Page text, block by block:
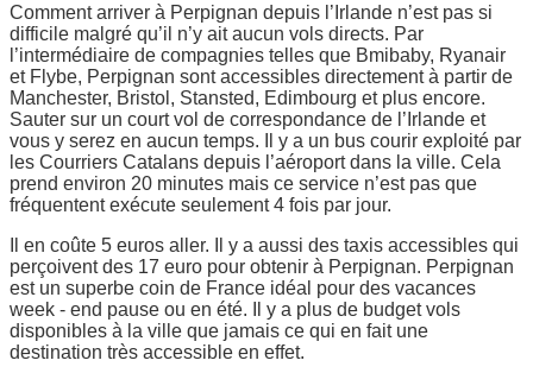
Comment arriver à Perpignan depuis l’Irlande n’est pas si
difficile malgré qu’il n’y ait aucun vols directs. Par
l’intermédiaire de compagnies telles que Bmibaby, Ryanair
et Flybe, Perpignan sont accessibles directement à partir de
Manchester, Bristol, Stansted, Edimbourg et plus encore.
Sauter sur un court vol de correspondance de l’Irlande et
vous y serez en aucun temps. Il y a un bus courir exploité par
les Courriers Catalans depuis l’aéroport dans la ville. Cela
prend environ 20 minutes mais ce service n’est pas que
fréquentent exécute seulement 4 fois par jour.
Il en coûte 5 euros aller. Il y a aussi des taxis accessibles qui
perçoivent des 17 euro pour obtenir à Perpignan. Perpignan
est un superbe coin de France idéal pour des vacances
week - end pause ou en été. Il y a plus de budget vols
disponibles à la ville que jamais ce qui en fait une
destination très accessible en effet.